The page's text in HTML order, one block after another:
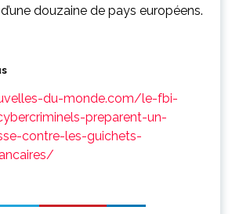
douzaine de pays européens.
du-monde.com/le-fbi-
preparent-un-
contre-les-guichets-